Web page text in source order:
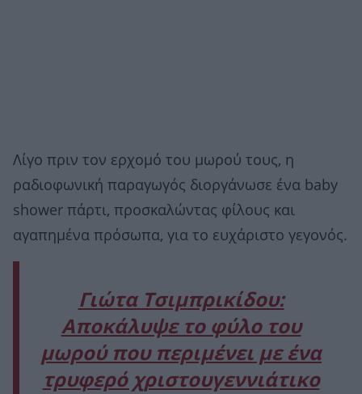
Λίγο πριν τον ερχομό του μωρού τους, η
ραδιοφωνική παραγωγός διοργάνωσε ένα baby
shower πάρτι, προσκαλώντας φίλους και
αγαπημένα πρόσωπα, για το ευχάριστο γεγονός.
Γιώτα Τσιμπρικίδου:
Αποκάλυψε το φύλο του
μωρού που περιμένει με ένα
τρυφερό χριστουγεννιάτικο